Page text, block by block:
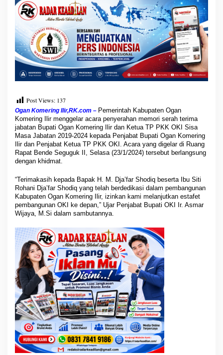
a
n
W
a
k
i
l
B
u
a
t
i
O
K
I
P
e
i
o
d
e
2
0
1
9
-
2
0
2
4
Post Views: 137
Ogan Komering Ilir,RK.com – Pemerintah Kabupaten Ogan
Komering Ilir menggelar acara penyerahan memori serah terima
jabatan Bupati Ogan Komering Ilir dan Ketua TP PKK OKI Sisa
Masa Jabatan 2019-2024 kepada Penjabat Bupati Ogan Komering
Ilir dan Penjabat Ketua TP PKK OKI. Acara yang digelar di Ruang
Rapat Bende Seguguk II, Selasa (23/1/2024) tersebut berlangsung
dengan khidmat.
“Terimakasih kepada Bapak H. M. Dja’far Shodiq beserta Ibu Siti
Rohani Dja’far Shodiq yang telah berdedikasi dalam pembangunan
Kabupaten Ogan Komering Ilir, izinkan kami melanjutkan estafet
pembangunan OKI ke depan,” Ujar Penjabat Bupati OKI Ir. Asmar
Wijaya, M.Si dalam sambutannya.